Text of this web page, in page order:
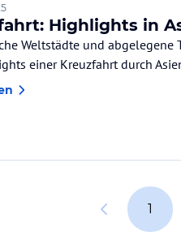
Highlights in
Weltstädte und abgelegene
einer Kreuzfahrt durch
1